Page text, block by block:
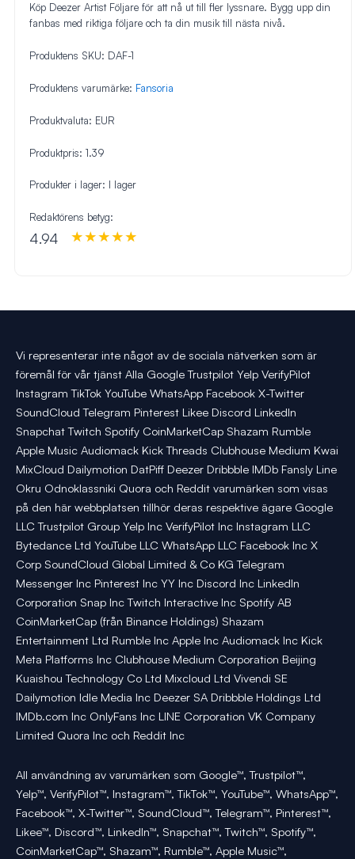
Köp Deezer Artist Följare för att nå ut till fler lyssnare. Bygg upp din
fanbas med riktiga följare och ta din musik till nästa nivå.
Produktens SKU: DAF-1
Produktens varumärke: Fansoria
Produktvaluta: EUR
Produktpris: 1.39
Produkter i lager: I lager
Redaktörens betyg:
4.94
Vi representerar inte något av de sociala nätverken som är
föremål för vår tjänst Alla Google Trustpilot Yelp VerifyPilot
Instagram TikTok YouTube WhatsApp Facebook X-Twitter
SoundCloud Telegram Pinterest Likee Discord LinkedIn
Snapchat Twitch Spotify CoinMarketCap Shazam Rumble
Apple Music Audiomack Kick Threads Clubhouse Medium Kwai
MixCloud Dailymotion DatPiff Deezer Dribbble IMDb Fansly Line
Okru Odnoklassniki Quora och Reddit varumärken som visas
på den här webbplatsen tillhör deras respektive ägare Google
LLC Trustpilot Group Yelp Inc VerifyPilot Inc Instagram LLC
Bytedance Ltd YouTube LLC WhatsApp LLC Facebook Inc X
Corp SoundCloud Global Limited & Co KG Telegram
Messenger Inc Pinterest Inc YY Inc Discord Inc LinkedIn
Corporation Snap Inc Twitch Interactive Inc Spotify AB
CoinMarketCap (från Binance Holdings) Shazam
Entertainment Ltd Rumble Inc Apple Inc Audiomack Inc Kick
Meta Platforms Inc Clubhouse Medium Corporation Beijing
Kuaishou Technology Co Ltd Mixcloud Ltd Vivendi SE
Dailymotion Idle Media Inc Deezer SA Dribbble Holdings Ltd
IMDb.com Inc OnlyFans Inc LINE Corporation VK Company
Limited Quora Inc och Reddit Inc
All användning av varumärken som Google™, Trustpilot™,
Yelp™, VerifyPilot™, Instagram™, TikTok™, YouTube™, WhatsApp™,
Facebook™, X-Twitter™, SoundCloud™, Telegram™, Pinterest™,
Likee™, Discord™, LinkedIn™, Snapchat™, Twitch™, Spotify™,
CoinMarketCap™, Shazam™, Rumble™, Apple Music™,